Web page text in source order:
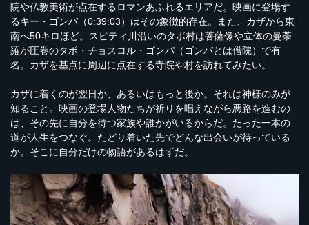
院や仏教美術が点在するロマンあふれるエリアだ。映画に登場す
るキー・ゴンパ（0:39:03）はその象徴的存在。また、カザから東
南へ50キロほど。スピティ川沿いのタボ村は菩薩像や立体の曼荼
羅が圧巻のタボ・チョスコル・ゴンパ（ゴンパとは僧院）で有
名。カザを基点に周辺に点在する寺院や村を訪れてみたい。
カザに着くのが翌日か、あるいはもっと後か。それは神様のみが
知ること。映画の登場人物たちが祈りを唱えながら悪路を進むの
は、その先に自分を待つ家族や誰かがいるからだ。たった一本の
道が人生をつなぐ。たどり着いた先でどんな出会いが待っている
か。そこに自分だけの物語があるはずだ。